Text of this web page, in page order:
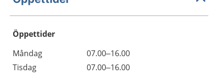
Öppettider
Dag
Öppettider
Kommentarer
Måndag
07.00–16.00
Tisdag
07.00–16.00